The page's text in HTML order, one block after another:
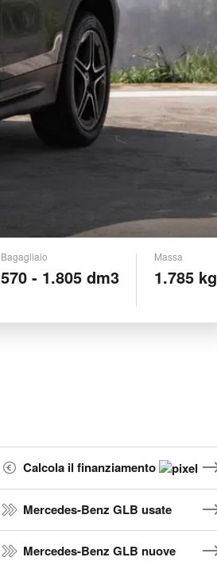
Bagagliaio
570 - 1.805 dm3
Massa
1.785 kg
Calcola il finanziamento
Mercedes-Benz GLB usate
Mercedes-Benz GLB nuove